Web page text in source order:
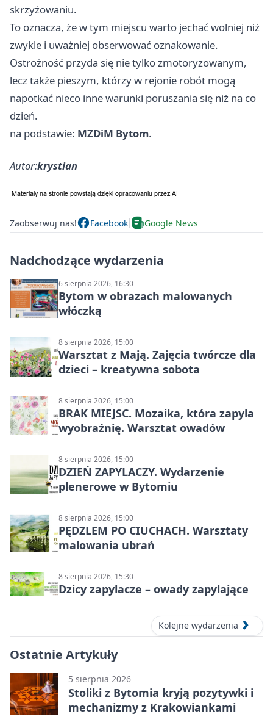
skrzyżowaniu.
To oznacza, że w tym miejscu warto jechać wolniej niż
zwykle i uważniej obserwować oznakowanie.
Ostrożność przyda się nie tylko zmotoryzowanym,
lecz także pieszym, którzy w rejonie robót mogą
napotkać nieco inne warunki poruszania się niż na co
dzień.
na podstawie: MZDiM Bytom.
Autor:krystian
Zaobserwuj nas! Facebook Google News
Nadchodzące wydarzenia
6 sierpnia 2026, 16:30
Bytom w obrazach malowanych
włóczką
8 sierpnia 2026, 15:00
Warsztat z Mają. Zajęcia twórcze dla
dzieci – kreatywna sobota
8 sierpnia 2026, 15:00
BRAK MIEJSC. Mozaika, która zapyla
wyobraźnię. Warsztat owadów
8 sierpnia 2026, 15:00
DZIEŃ ZAPYLACZY. Wydarzenie
plenerowe w Bytomiu
8 sierpnia 2026, 15:00
PĘDZLEM PO CIUCHACH. Warsztaty
malowania ubrań
8 sierpnia 2026, 15:30
Dzicy zapylacze – owady zapylające
Kolejne wydarzenia
Ostatnie Artykuły
5 sierpnia 2026
Stoliki z Bytomia kryją pozytywki i
mechanizmy z Krakowiankami